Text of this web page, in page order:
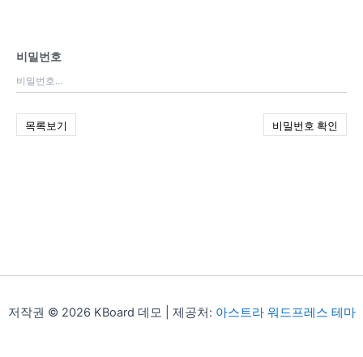
비밀번호
목록보기 비밀번호 확인
저작권 © 2026 KBoard 데모 | 제공처: 아스트라 워드프레스 테마